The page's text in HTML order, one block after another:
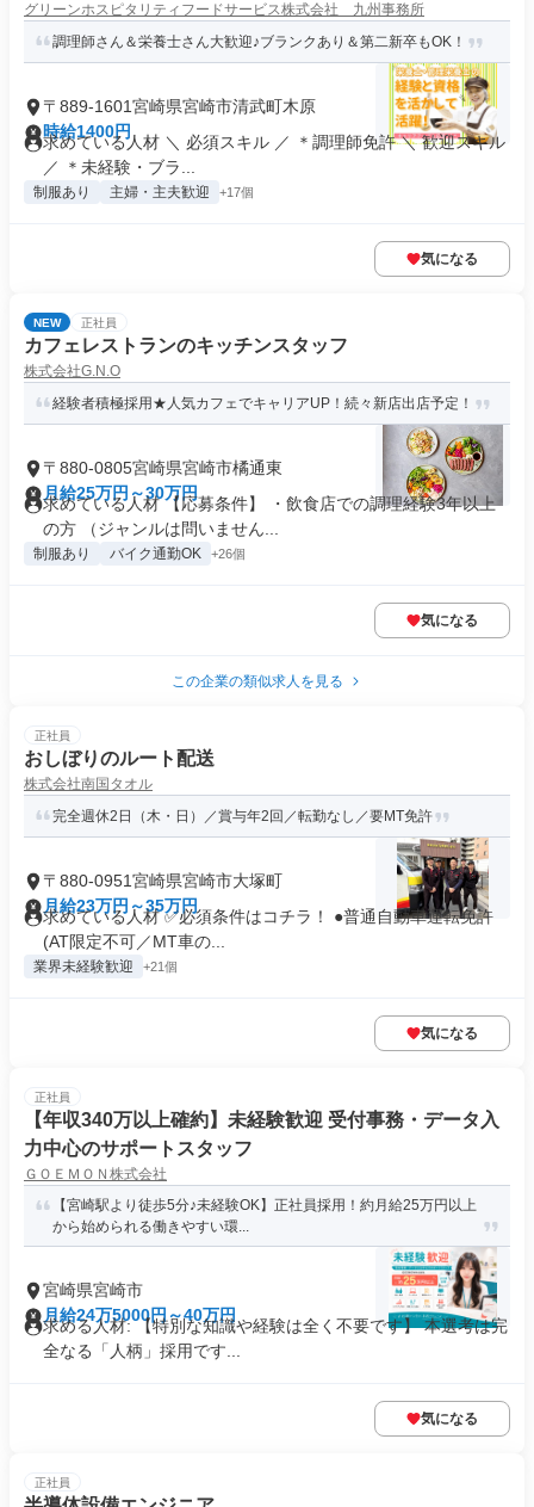
グリーンホスピタリティフードサービス株式会社 九州事務所
調理師さん＆栄養士さん大歓迎♪ブランクあり＆第二新卒もOK！
〒889-1601宮崎県宮崎市清武町木原
時給1400円
求めている人材 ＼ 必須スキル ／ ＊調理師免許 ＼ 歓迎スキル
／ ＊未経験・ブラ...
制服あり 主婦・主夫歓迎 +17個
気になる
NEW 正社員
カフェレストランのキッチンスタッフ
株式会社G.N.O
経験者積極採用★人気カフェでキャリアUP！続々新店出店予定！
〒880-0805宮崎県宮崎市橘通東
月給25万円～30万円
求めている人材 【応募条件】 ・飲食店での調理経験3年以上
の方 （ジャンルは問いません...
制服あり バイク通勤OK +26個
気になる
この企業の類似求人を見る
正社員
おしぼりのルート配送
株式会社南国タオル
完全週休2日（木・日）／賞与年2回／転勤なし／要MT免許
〒880-0951宮崎県宮崎市大塚町
月給23万円～35万円
求めている人材 ✅必須条件はコチラ！ ●普通自動車運転免許
(AT限定不可／MT車の...
業界未経験歓迎 +21個
気になる
正社員
【年収340万以上確約】未経験歓迎 受付事務・データ入
力中心のサポートスタッフ
ＧＯＥＭＯＮ株式会社
【宮崎駅より徒歩5分♪未経験OK】正社員採用！約月給25万円以上
から始められる働きやすい環...
宮崎県宮崎市
月給24万5000円～40万円
求める人材: 【特別な知識や経験は全く不要です】 本選考は完
全なる「人柄」採用です...
気になる
正社員